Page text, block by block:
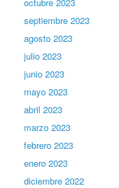
septiembre 2023
agosto 2023
julio 2023
junio 2023
mayo 2023
abril 2023
marzo 2023
febrero 2023
enero 2023
diciembre 2022